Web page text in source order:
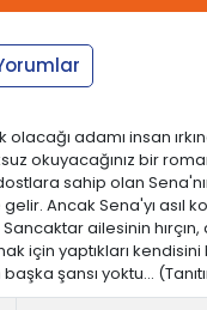
adamı insan
okuyacağınız bir
sahip olan
Ancak Sena'yı
ailesinin
yaptıkları
şansı yoktu…